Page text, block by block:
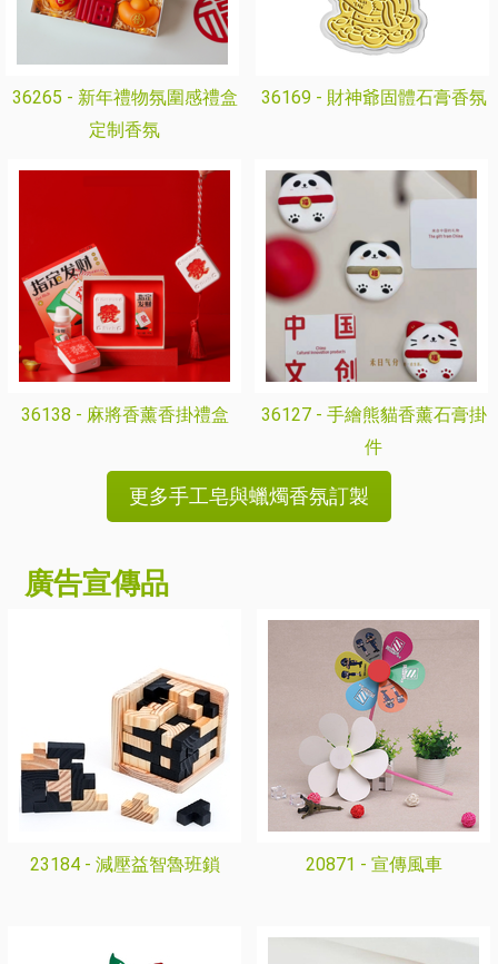
36265 - 新年禮物氛圍感禮盒
定制香氛
36169 - 財神爺固體石膏香氛
36138 - 麻將香薰香掛禮盒 36127 - 手繪熊貓香薰石膏掛
件
更多手工皂與蠟燭香氛訂製
廣告宣傳品
23184 - 減壓益智魯班鎖 20871 - 宣傳風車